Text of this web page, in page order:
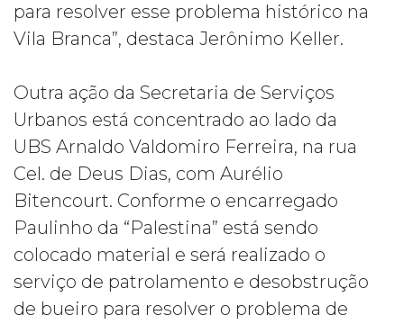
para resolver esse problema histórico na
Vila Branca”, destaca Jerônimo Keller.
Outra ação da Secretaria de Serviços
Urbanos está concentrado ao lado da
UBS Arnaldo Valdomiro Ferreira, na rua
Cel. de Deus Dias, com Aurélio
Bitencourt. Conforme o encarregado
Paulinho da “Palestina” está sendo
colocado material e será realizado o
serviço de patrolamento e desobstrução
de bueiro para resolver o problema de